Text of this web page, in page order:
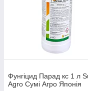
Фунгіцид Парад кс 1 л
Agro Сумі Агро Японія